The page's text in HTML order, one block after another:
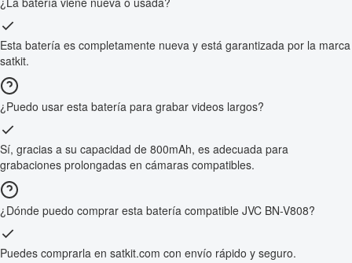
Esta batería es completamente nueva y está garantizada por la marca
satkit.
¿Puedo usar esta batería para grabar videos largos?
Sí, gracias a su capacidad de 800mAh, es adecuada para
grabaciones prolongadas en cámaras compatibles.
¿Dónde puedo comprar esta batería compatible JVC BN-V808?
Puedes comprarla en satkit.com con envío rápido y seguro.